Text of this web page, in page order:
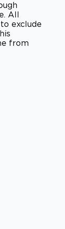
All
exclude
from